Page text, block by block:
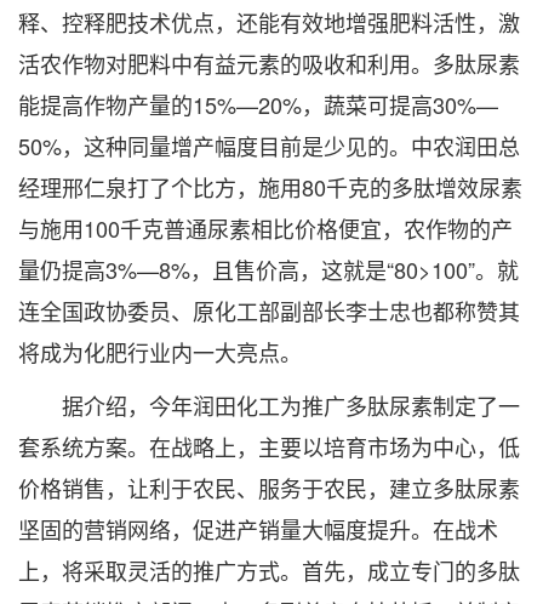
释、控释肥技术优点，还能有效地增强肥料活性，激
活农作物对肥料中有益元素的吸收和利用。多肽尿素
能提高作物产量的15%—20%，蔬菜可提高30%—
50%，这种同量增产幅度目前是少见的。中农润田总
经理邢仁泉打了个比方，施用80千克的多肽增效尿素
与施用100千克普通尿素相比价格便宜，农作物的产
量仍提高3%—8%，且售价高，这就是“80>100”。就
连全国政协委员、原化工部副部长李士忠也都称赞其
将成为化肥行业内一大亮点。
据介绍，今年润田化工为推广多肽尿素制定了一
套系统方案。在战略上，主要以培育市场为中心，低
价格销售，让利于农民、服务于农民，建立多肽尿素
坚固的营销网络，促进产销量大幅度提升。在战术
上，将采取灵活的推广方式。首先，成立专门的多肽